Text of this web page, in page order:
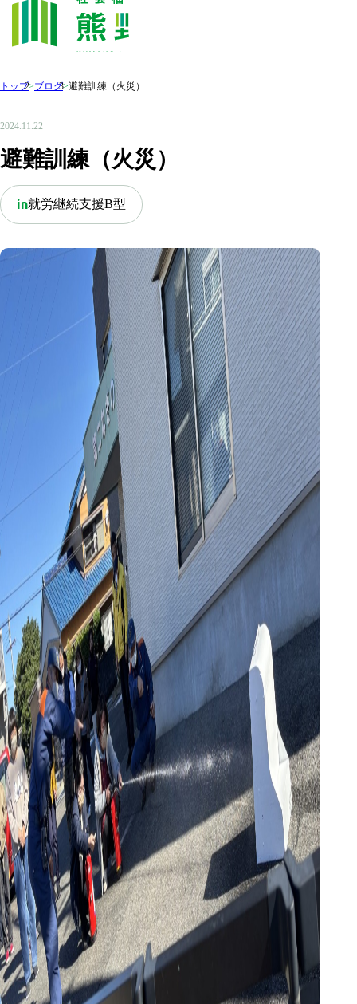
避難訓練（火災）
2024.11.22
in就労継続支援B型
トップ>ブログ>避難訓練（火災）